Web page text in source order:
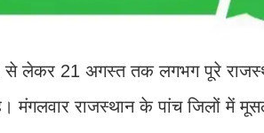
से लेकर 21 अगस्त तक लगभग पूरे
राजस्थान के पांच जिलों में